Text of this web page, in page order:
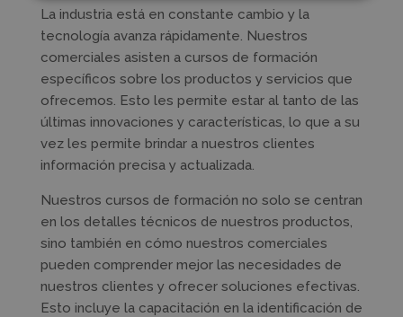
La industria está en constante cambio y la
tecnología avanza rápidamente. Nuestros
comerciales asisten a cursos de formación
específicos sobre los productos y servicios que
ofrecemos. Esto les permite estar al tanto de las
últimas innovaciones y características, lo que a su
vez les permite brindar a nuestros clientes
información precisa y actualizada.
Nuestros cursos de formación no solo se centran
en los detalles técnicos de nuestros productos,
sino también en cómo nuestros comerciales
pueden comprender mejor las necesidades de
nuestros clientes y ofrecer soluciones efectivas.
Esto incluye la capacitación en la identificación de